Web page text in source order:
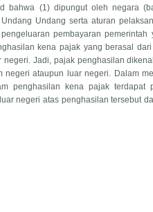
bahwa (1) dipungut oleh negara
Undang serta aturan
pembayaran
kena pajak yang berasal
Jadi, pajak penghasilan
ataupun luar negeri. Dalam
penghasilan kena pajak
negeri atas penghasilan tersebut